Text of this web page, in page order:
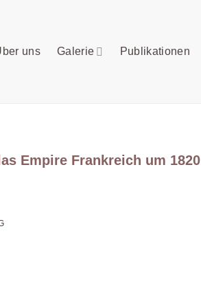
uns Galerie Publikationen
Empire Frankreich um 1820